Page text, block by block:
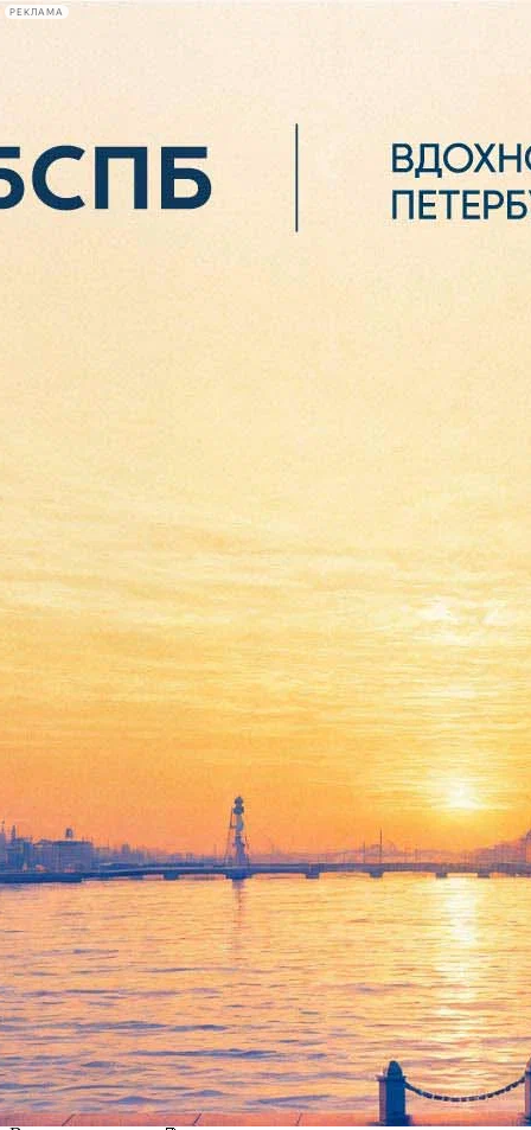
РЕКЛАМА
Сегодня:
2026.08.06
«Открытая карта» ударится
в эксперименты и покажет
джазовый Петербург
06 октября 2018, суббота-07 октября 2018, воскресенье